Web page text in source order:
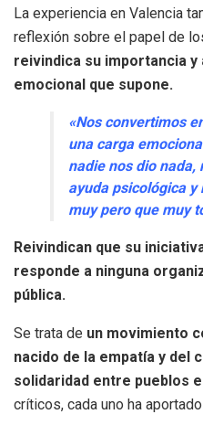
La experiencia en Valencia
reflexión sobre el papel de
reivindica su importancia
emocional que supone.
«Nos convertimos
una carga
nadie nos dio nada,
ayuda psicológica
muy pero que muy
Reivindican que su
responde a ninguna
pública.
Se trata de un movimiento
nacido de la empatía y del
solidaridad entre pueblos
críticos, cada uno ha